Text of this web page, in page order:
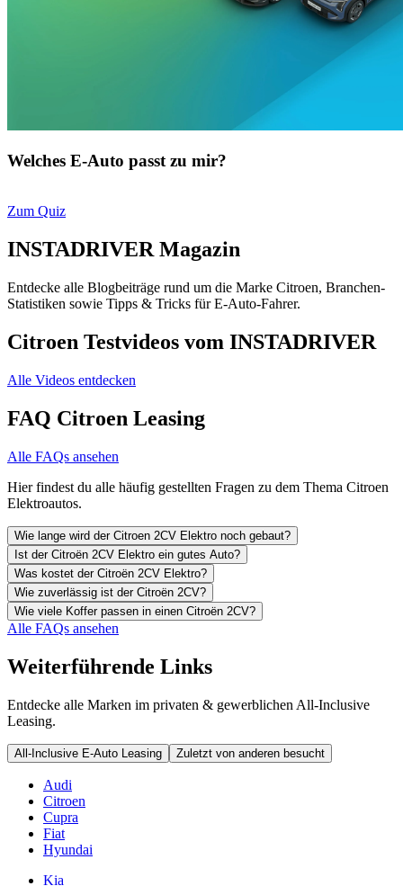
Welches E-Auto passt zu mir?
Zum Quiz
INSTADRIVER Magazin
Entdecke alle Blogbeiträge rund um die Marke Citroen, Branchen-
Statistiken sowie Tipps & Tricks für E-Auto-Fahrer.
Citroen Testvideos vom INSTADRIVER
Alle Videos entdecken
FAQ Citroen Leasing
Alle FAQs ansehen
Hier findest du alle häufig gestellten Fragen zu dem Thema Citroen
Elektroautos.
Wie lange wird der Citroen 2CV Elektro noch gebaut?
Ist der Citroën 2CV Elektro ein gutes Auto?
Was kostet der Citroën 2CV Elektro?
Wie zuverlässig ist der Citroën 2CV?
Wie viele Koffer passen in einen Citroën 2CV?
Alle FAQs ansehen
Weiterführende Links
Entdecke alle Marken im privaten & gewerblichen All-Inclusive
Leasing.
All-Inclusive E-Auto Leasing Zuletzt von anderen besucht
Audi
Citroen
Cupra
Fiat
Hyundai
Kia